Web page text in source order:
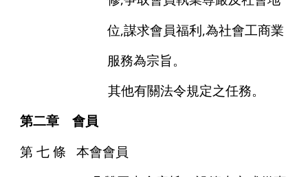
位,謀求會員福利 ,為社會工商業
服務為宗旨。
其他有關法令規定之任務。
第二章 會員
第 七 條 本會會員